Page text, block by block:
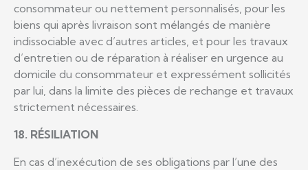
consommateur ou nettement personnalisés, pour les
biens qui après livraison sont mélangés de manière
indissociable avec d’autres articles, et pour les travaux
d’entretien ou de réparation à réaliser en urgence au
domicile du consommateur et expressément sollicités
par lui, dans la limite des pièces de rechange et travaux
strictement nécessaires.
18. RÉSILIATION
En cas d’inexécution de ses obligations par l’une des